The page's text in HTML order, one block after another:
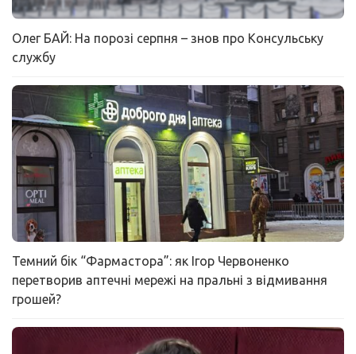
Олег БАЙ: На порозі серпня – знов про Консульську
службу
Темний бік “Фармастора”: як Ігор Червоненко
перетворив аптечні мережі на пральні з відмивання
грошей?